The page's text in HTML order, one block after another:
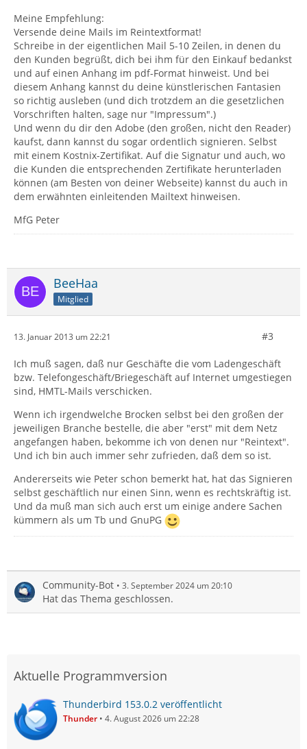
Meine Empfehlung:
Versende deine Mails im Reintextformat!
Schreibe in der eigentlichen Mail 5-10 Zeilen, in denen du
den Kunden begrüßt, dich bei ihm für den Einkauf bedankst
und auf einen Anhang im pdf-Format hinweist. Und bei
diesem Anhang kannst du deine künstlerischen Fantasien
so richtig ausleben (und dich trotzdem an die gesetzlichen
Vorschriften halten, sage nur "Impressum".)
Und wenn du dir den Adobe (den großen, nicht den Reader)
kaufst, dann kannst du sogar ordentlich signieren. Selbst
mit einem Kostnix-Zertifikat. Auf die Signatur und auch, wo
die Kunden die entsprechenden Zertifikate herunterladen
können (am Besten von deiner Webseite) kannst du auch in
dem erwähnten einleitenden Mailtext hinweisen.
MfG Peter
BeeHaa
Mitglied
13. Januar 2013 um 22:21 #3
Ich muß sagen, daß nur Geschäfte die vom Ladengeschäft
bzw. Telefongeschäft/Briegeschäft auf Internet umgestiegen
sind, HMTL-Mails verschicken.
Wenn ich irgendwelche Brocken selbst bei den großen der
jeweiligen Branche bestelle, die aber "erst" mit dem Netz
angefangen haben, bekomme ich von denen nur "Reintext".
Und ich bin auch immer sehr zufrieden, daß dem so ist.
Andererseits wie Peter schon bemerkt hat, hat das Signieren
selbst geschäftlich nur einen Sinn, wenn es rechtskräftig ist.
Und da muß man sich auch erst um einige andere Sachen
kümmern als um Tb und GnuPG
Community-Bot 3. September 2024 um 20:10
Hat das Thema geschlossen.
Aktuelle Programmversion
Thunderbird 153.0.2 veröffentlicht
Thunder 4. August 2026 um 22:28